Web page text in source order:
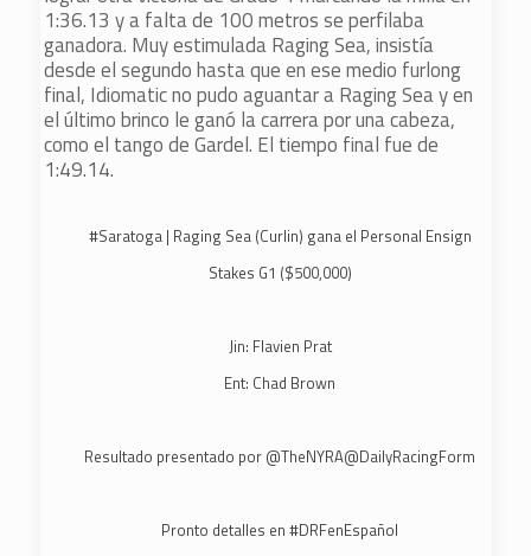
1:36.13 y a falta de 100 metros se perfilaba
ganadora. Muy estimulada Raging Sea, insistía
desde el segundo hasta que en ese medio furlong
final, Idiomatic no pudo aguantar a Raging Sea y en
el último brinco le ganó la carrera por una cabeza,
como el tango de Gardel. El tiempo final fue de
1:49.14.
#Saratoga| Raging Sea (Curlin) gana el Personal Ensign
Stakes G1 ($500,000)
Jin: Flavien Prat
Ent: Chad Brown
Resultado presentado por @TheNYRA@DailyRacingForm
Pronto detalles en#DRFenEspañol